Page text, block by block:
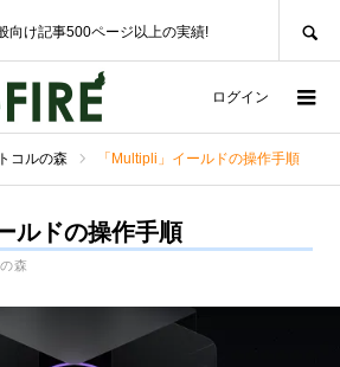
向け記事500ページ以上の実績!
ログイン
コルの森 「Multipli」イールドの操作手順
ルドの操作手順
森